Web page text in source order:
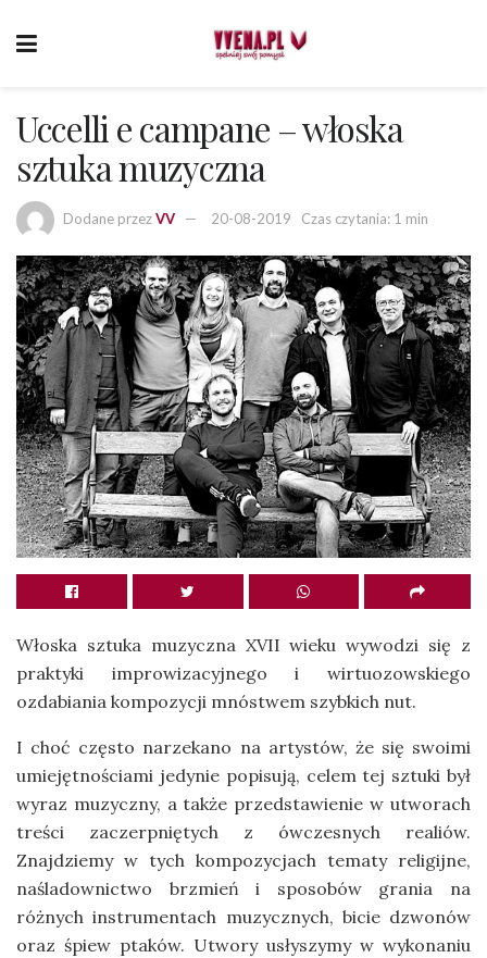
Uccelli e campane – włoska
sztuka muzyczna
Dodane przezVV 20-08-2019 Czas czytania: 1 min
Włoska sztuka muzyczna XVII wieku wywodzi się z
praktyki improwizacyjnego i wirtuozowskiego
ozdabiania kompozycji mnóstwem szybkich nut.
I choć często narzekano na artystów, że się swoimi
umiejętnościami jedynie popisują, celem tej sztuki był
wyraz muzyczny, a także przedstawienie w utworach
treści zaczerpniętych z ówczesnych realiów.
Znajdziemy w tych kompozycjach tematy religijne,
naśladownictwo brzmień i sposobów grania na
różnych instrumentach muzycznych, bicie dzwonów
oraz śpiew ptaków. Utwory usłyszymy w wykonaniu